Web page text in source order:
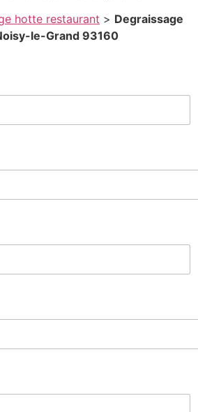
hotte restaurant > Degraissage
le-Grand 93160